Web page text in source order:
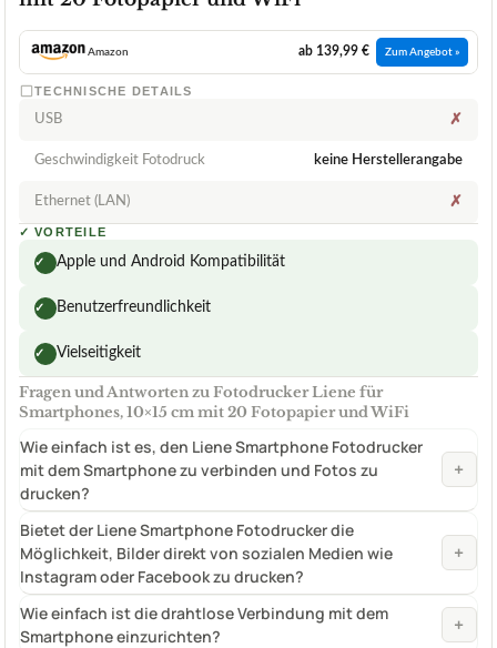
Amazon ab 139,99 € Zum Angebot »
TECHNISCHE DETAILS
USB ✗
Geschwindigkeit Fotodruck keine Herstellerangabe
Ethernet (LAN) ✗
✓ VORTEILE
✓ Apple und Android Kompatibilität
✓ Benutzerfreundlichkeit
✓ Vielseitigkeit
Fragen und Antworten zu Fotodrucker Liene für
Smartphones, 10×15 cm mit 20 Fotopapier und WiFi
Wie einfach ist es, den Liene Smartphone Fotodrucker
mit dem Smartphone zu verbinden und Fotos zu
drucken?
+
Bietet der Liene Smartphone Fotodrucker die
Möglichkeit, Bilder direkt von sozialen Medien wie
Instagram oder Facebook zu drucken?
+
Wie einfach ist die drahtlose Verbindung mit dem
Smartphone einzurichten?
+